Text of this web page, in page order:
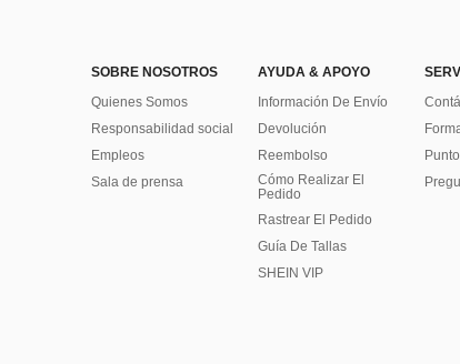
SOBRE NOSOTROS
Quienes Somos
Responsabilidad social
Empleos
Sala de prensa
AYUDA & APOYO
Información De Envío
Devolución
Reembolso
Cómo Realizar El
Pedido
Rastrear El Pedido
Guía De Tallas
SHEIN VIP